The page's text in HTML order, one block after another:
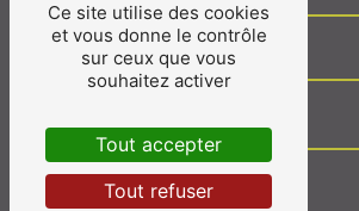
Ce site utilise des cookies
et vous donne le contrôle
sur ceux que vous
souhaitez activer
Tout accepter
Tout refuser